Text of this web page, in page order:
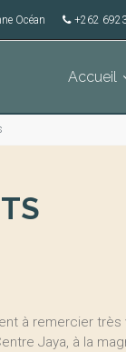
Océan +262
Accueil
à remercier
Jaya, à la